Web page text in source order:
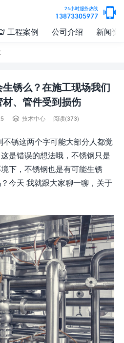
24小时服务热线
13873305977 
工程案例 公司介绍 新闻资
锈么？在施工现场我们
、管件受到损伤
 技术中心 阅读(373)
不锈这两个字可能大部分人都觉
是错误的想法哦，不锈钢只是
下，不锈钢也是有可能生锈
今天 我就跟大家聊一聊，关于